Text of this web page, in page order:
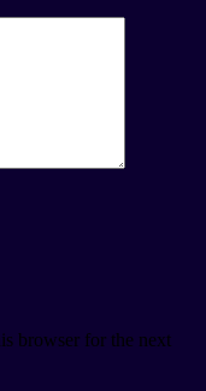
browser for the next